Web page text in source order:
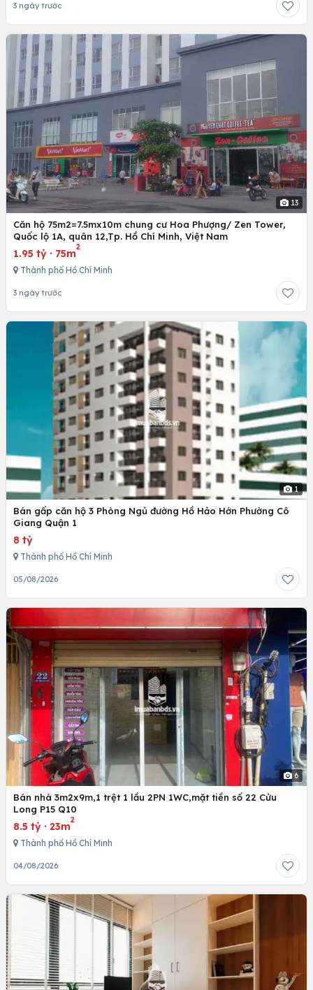
3 ngày trước
13
Căn hộ 75m2=7.5mx10m chung cư Hoa Phượng/ Zen Tower,
Quốc lộ 1A, quân 12,Tp. Hồ Chí Minh, Việt Nam
1.95 tỷ · 75m
2
Thành phố Hồ Chí Minh
3 ngày trước
1
Bán gấp căn hộ 3 Phòng Ngủ đường Hồ Hảo Hớn Phường Cô
Giang Quận 1
8 tỷ
Thành phố Hồ Chí Minh
05/08/2026
6
Bán nhà 3m2x9m,1 trệt 1 lầu 2PN 1WC,mặt tiền số 22 Cửu
Long P15 Q10
8.5 tỷ · 23m
2
Thành phố Hồ Chí Minh
04/08/2026